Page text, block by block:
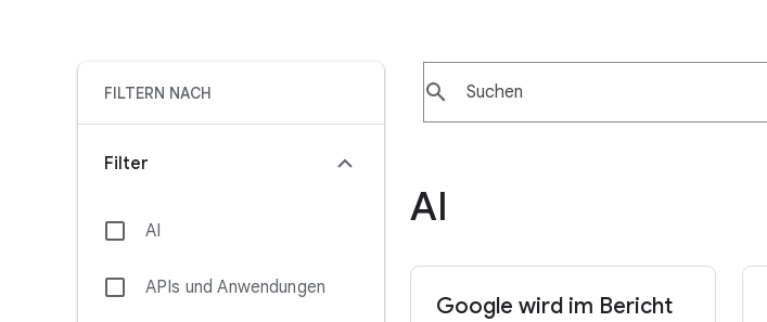
FILTERN NACH
Filter
AI
APIs und Anwendungen
search
AI
Google wird im Bericht